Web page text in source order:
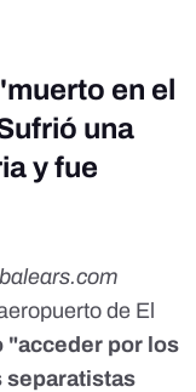
en el
una
y fue
de El
"acceder por los
separatistas